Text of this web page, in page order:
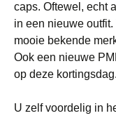
caps. Oftewel, echt
in een nieuwe
mooie bekende
Ook een nieuwe
op deze kortingsdag.
U zelf voordelig in